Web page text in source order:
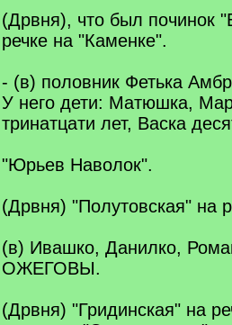
(Дрвня), что был починок
речке на "Каменке".
- (в) половник Фетька
У него дети: Матюшка,
тринатцати лет, Васка
"Юрьев Наволок".
(Дрвня) "Полутовская" на
(в) Ивашко, Данилко,
ОЖЕГОВЫ.
(Дрвня) "Гридинская" на